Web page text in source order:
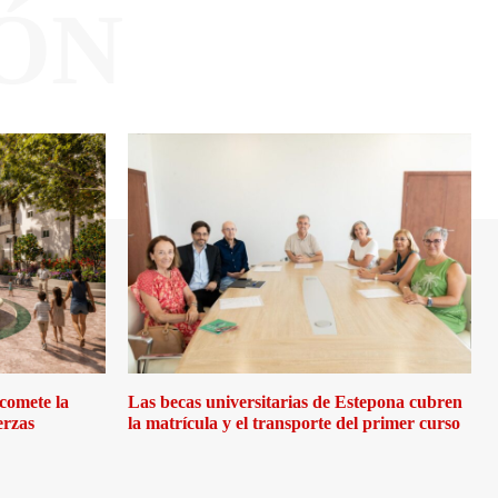
la
Las becas universitarias de Estepona cubren
la matrícula y el transporte del primer curso